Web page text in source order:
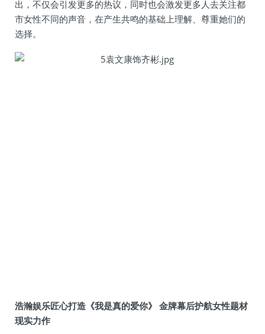
出，不仅会引发更多的热议，同时也会激发更多人去关注都
市女性不同的声音，在产生共鸣的基础上理解、尊重她们的
选择。
浩瀚娱乐匠心打造《我是真的爱你》 金牌幕后护航女性题材
现实力作